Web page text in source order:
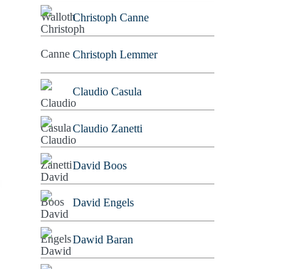
Christoph Canne
Christoph Lemmer
Claudio Casula
Claudio Zanetti
David Boos
David Engels
Dawid Baran